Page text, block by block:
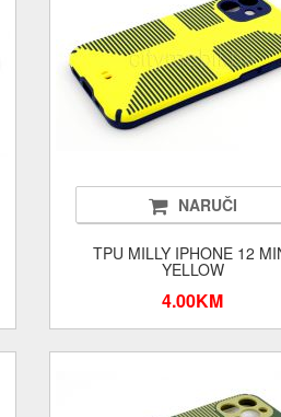
NARUČI
TPU MILLY IPHONE 12
YELLOW
4.00KM